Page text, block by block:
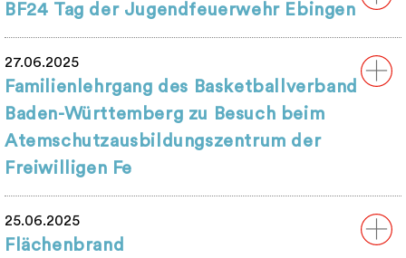
BF24 Tag der Jugendfeuerwehr Ebingen
27.06.2025
Familienlehrgang des Basketballverband
Baden-Württemberg zu Besuch beim
Atemschutzausbildungszentrum der
Freiwilligen Fe
25.06.2025
Flächenbrand